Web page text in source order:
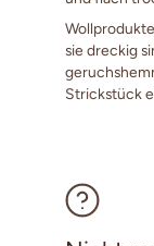
sie dreckig
Strickstück